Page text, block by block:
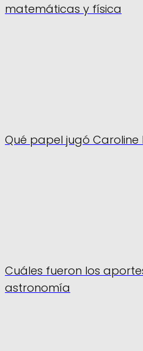
matemáticas y física
Qué papel jugó Caroline
Cuáles fueron los
astronomía